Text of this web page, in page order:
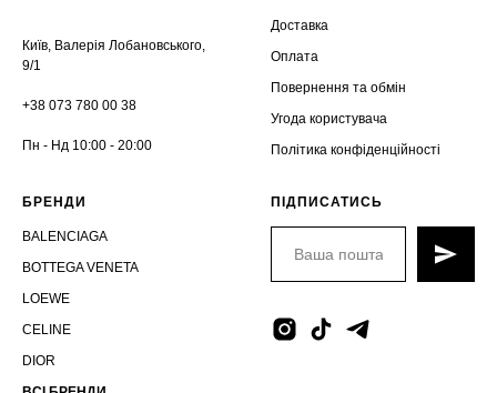
Київ, Валерія Лобановського,
9/1
+38 073 780 00 38
Пн - Нд 10:00 - 20:00
Доставка
Оплата
Повернення та обмін
Угода користувача
Політика конфіденційності
БРЕНДИ
BALENCIAGA
BOTTEGA VENETA
LOEWE
CELINE
DIOR
ПІДПИСАТИСЬ